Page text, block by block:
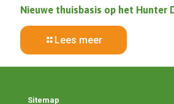
Nieuwe thuisbasis op het Hunter
Lees meer
Sitemap